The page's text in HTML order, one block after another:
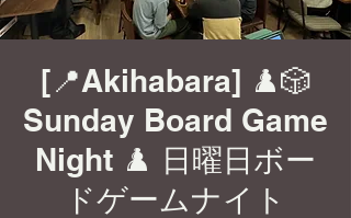
[📍Akihabara] ♟️🎲
Sunday Board Game
Night ♟️ 日曜日ボー
ドゲームナイト